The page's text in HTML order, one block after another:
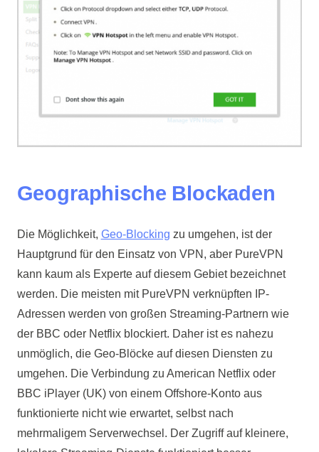
Geographische Blockaden
Die Möglichkeit, Geo-Blocking zu umgehen, ist der
Hauptgrund für den Einsatz von VPN, aber PureVPN
kann kaum als Experte auf diesem Gebiet bezeichnet
werden. Die meisten mit PureVPN verknüpften IP-
Adressen werden von großen Streaming-Partnern wie
der BBC oder Netflix blockiert. Daher ist es nahezu
unmöglich, die Geo-Blöcke auf diesen Diensten zu
umgehen. Die Verbindung zu American Netflix oder
BBC iPlayer (UK) von einem Offshore-Konto aus
funktionierte nicht wie erwartet, selbst nach
mehrmaligem Serverwechsel. Der Zugriff auf kleinere,